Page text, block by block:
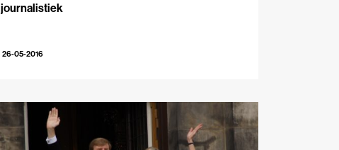
journalistiek
26-05-2016